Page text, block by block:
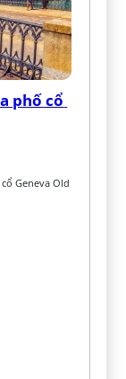
phố cổ
Geneva Old